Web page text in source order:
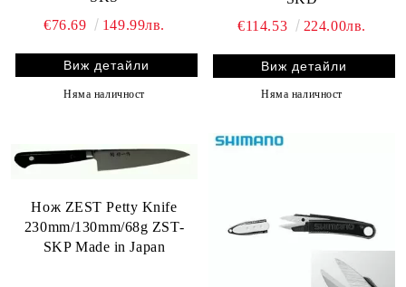
€76.69
149.99лв.
Виж детайли
Няма наличност
€114.53
224.00лв.
Виж детайли
Няма наличност
Нож ZEST Petty Knife
230mm/130mm/68g ZST-
SKP Made in Japan